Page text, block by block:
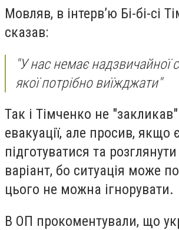
Мовляв, в інтерв’ю Бі-бі-сі
сказав:
"У нас немає надзвичайної
якої потрібно виїжджати"
Так і Тімченко не
евакуації, але просив, якщо
підготуватися та
варіант, бо ситуація може
цього не можна ігнорувати.
В ОП прокоментували, що